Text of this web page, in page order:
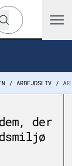
leder du efter?
Søg
ARBEJDSLIV
der